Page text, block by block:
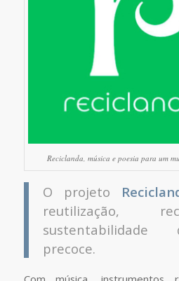
Reciclanda, música e poesia para um
O projeto
reutilização,
precoce.